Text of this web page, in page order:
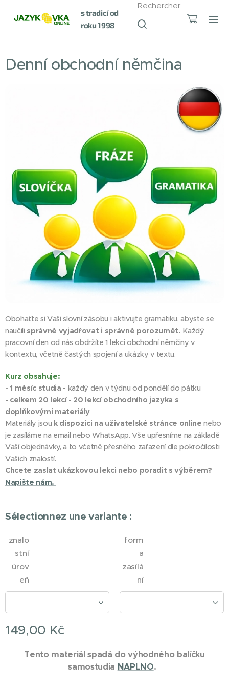
s tradicí od
roku 1998
Rechercher
Denní obchodní němčina
Obohaťte si Vaši slovní zásobu i aktivujte gramatiku, abyste se
naučili správně vyjadřovat i správně porozumět. Každý
pracovní den od nás obdržíte 1 lekci obchodní němčiny v
kontextu, včetně častých spojení a ukázky v textu.
Kurz obsahuje:
- 1 měsíc studia - každý den v týdnu od pondělí do pátku
- celkem 20 lekcí - 20 lekcí obchodního jazyka s
doplňkovými materiály
Materiály jsou k dispozici na uživatelské stránce online nebo
je zasíláme na email nebo WhatsApp. Vše upřesníme na základě
Vaší objednávky, a to včetně přesného zařazení dle pokročilosti
Vašich znalostí.
Chcete zaslat ukázkovou lekci nebo poradit s výběrem?
Napište nám.
Sélectionnez une variante :
znalo
stní
úrov
eň
form
a
zasílá
ní
149,00 Kč
Tento materiál spadá do výhodného balíčku
samostudia NAPLNO.